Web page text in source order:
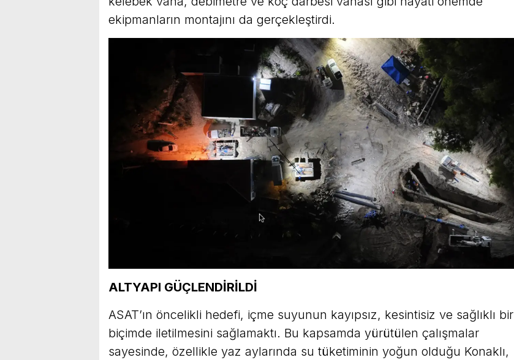
ekipmanların montajını da gerçekleştirdi.
ALTYAPI GÜÇLENDİRİLDİ
ASAT’ın öncelikli hedefi, içme suyunun kayıpsız, kesintisiz ve sağlıklı bir
biçimde iletilmesini sağlamaktı. Bu kapsamda yürütülen çalışmalar
sayesinde, özellikle yaz aylarında su tüketiminin yoğun olduğu Konaklı,